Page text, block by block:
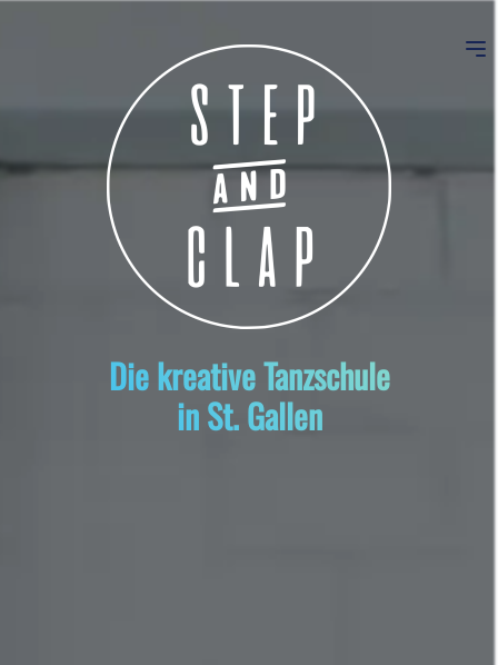
Die kreative Tanzschule
in St. Gallen